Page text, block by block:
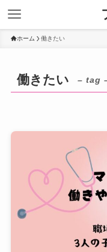
ホーム 働きたい
働きたい – tag